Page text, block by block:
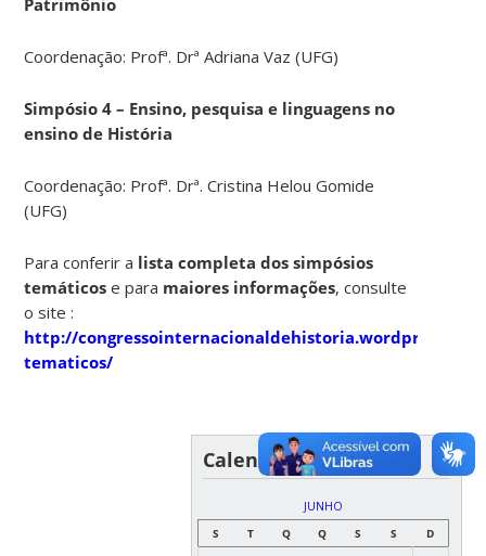
Coordenação: Profª. Drª Adriana Vaz (UFG)
Simpósio 4 – Ensino, pesquisa e linguagens no
ensino de História
Coordenação: Profª. Drª. Cristina Helou Gomide
(UFG)
Para conferir a lista completa dos simpósios
temáticos e para maiores informações, consulte
o site :
http://
tematicos/
Calendário
JUNHO
S
T Q Q S S D